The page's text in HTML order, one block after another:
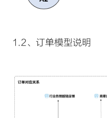
1.2、订单模型说明